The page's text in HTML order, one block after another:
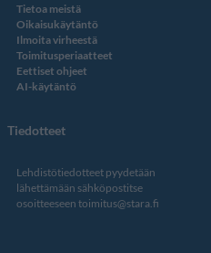
Tietoa meistä
Oikaisukäytäntö
Ilmoita virheestä
Toimitusperiaatteet
Eettiset ohjeet
AI-käytäntö
Tiedotteet
Lehdistötiedotteet pyydetään
lähettämään sähköpostitse
osoitteeseen toimitus@stara.fi